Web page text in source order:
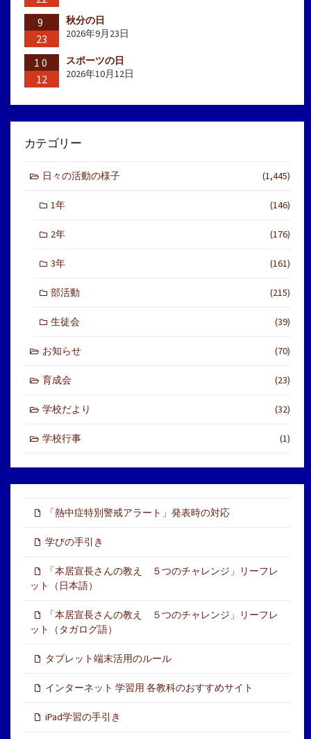
9
23
秋分の日
2026年9月23日
10
12
スポーツの日
2026年10月12日
カテゴリー
日々の活動の様子 (1,445)
1年 (146)
2年 (176)
3年 (161)
部活動 (215)
生徒会 (39)
お知らせ (70)
育成会 (23)
学校だより (32)
学校行事 (1)
「熱中症特別警戒アラート」発表時の対応
学びの手引き
「本居宣長さんの教え ５つのチャレンジ」リーフレ
ット（日本語）
「本居宣長さんの教え ５つのチャレンジ」リーフレ
ット（タガログ語）
タブレット端末活用のルール
インターネット 学習用 各教科のおすすめサイト
iPad学習の手引き